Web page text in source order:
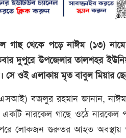
গাছ থেকে পড়ে নাঈম (১৩)
দুপুরে উপজেলার তালশহর
সে ওই এলাকায় মৃত বাবুল মিয়ার
বজলুর রহমান জানান,
একটি নারকেল গাছে ওঠে নারকেল
পরে লোকজন গুরুতর আহত অবস্থায়